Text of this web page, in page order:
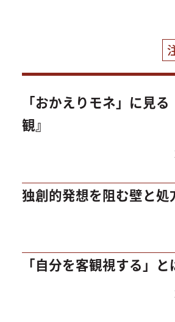
「おかえりモネ」に見
観』
独創的発想を阻む壁と処
「自分を客観視する」と